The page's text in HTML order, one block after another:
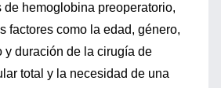
de hemoglobina preoperatorio,
factores como la edad, género,
y duración de la cirugía de
total y la necesidad de una